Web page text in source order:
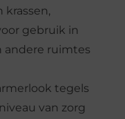
krassen,
gebruik in
andere ruimtes
tegels
van zorg